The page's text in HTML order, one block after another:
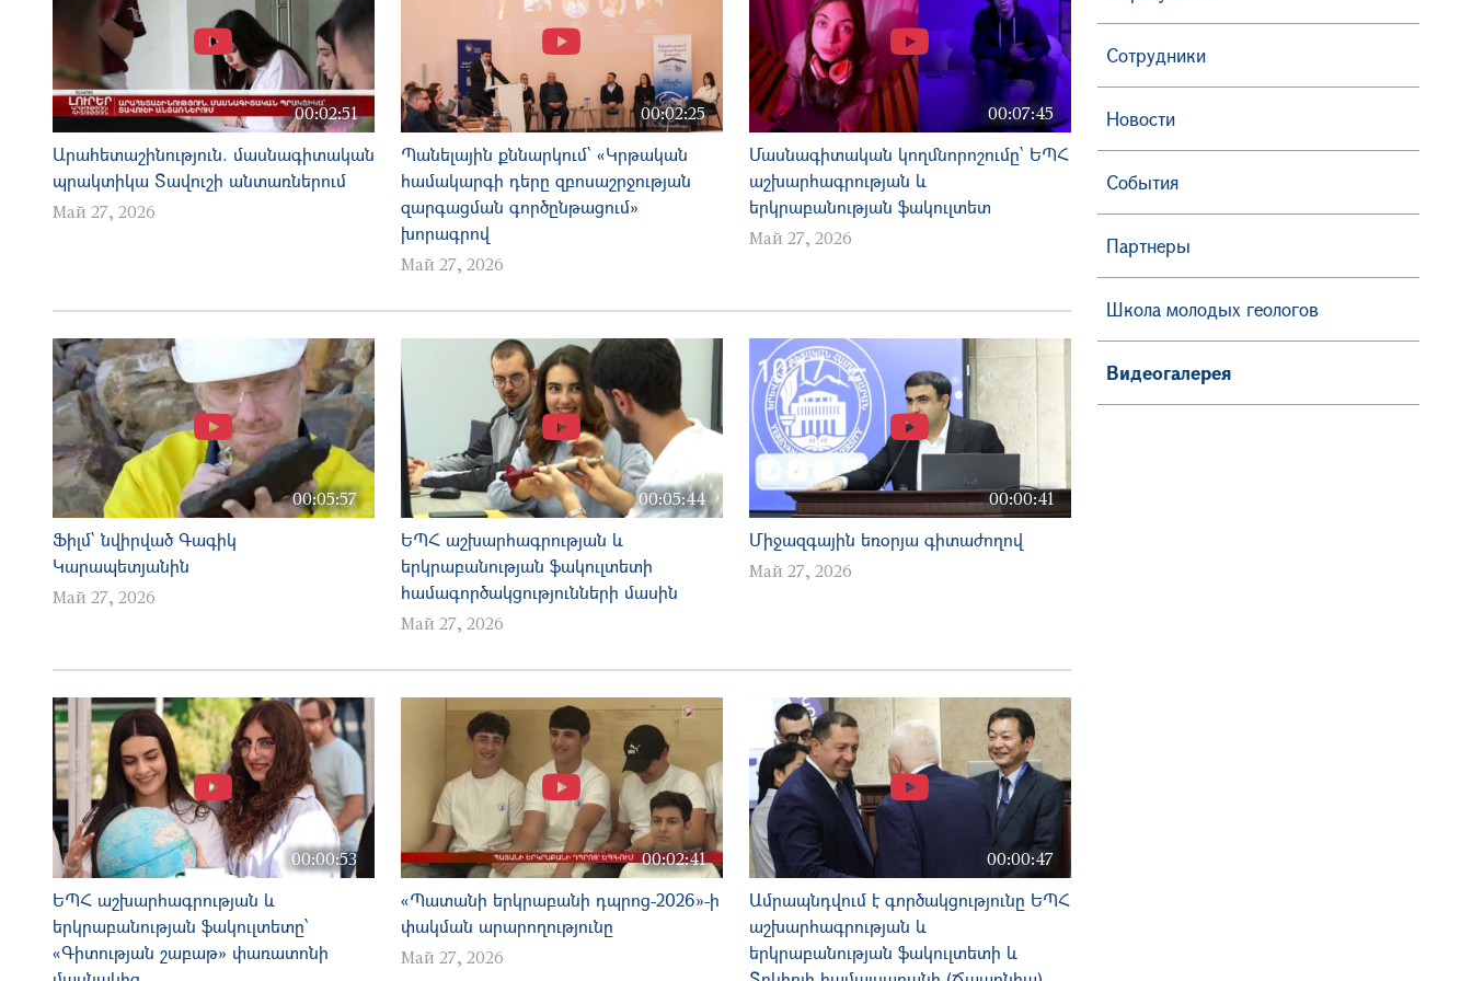
00:02:51
Արահետաշինություն. մասնագիտական
պրակտիկա Տավուշի անտառներում
Май 27, 2026
00:02:25
Պանելային քննարկում՝ «Կրթական
համակարգի դերը զբոսաշրջության
զարգացման գործընթացում»
խորագրով
Май 27, 2026
00:07:45
Մասնագիտական կողմնորոշումը՝ ԵՊՀ
աշխարհագրության և
երկրաբանության ֆակուլտետ
Май 27, 2026
00:05:57
Ֆիլմ՝ նվիրված Գագիկ
Կարապետյանին
Май 27, 2026
00:05:44
ԵՊՀ աշխարհագրության և
երկրաբանության ֆակուլտետի
համագործակցությունների մասին
Май 27, 2026
00:00:41
Միջազգային եռօրյա գիտաժողով
Май 27, 2026
00:00:53
ԵՊՀ աշխարհագրության և
երկրաբանության ֆակուլտետը՝
«Գիտության շաբաթ» փառատոնի
00:02:41
«Պատանի երկրաբանի դպրոց-2026»-ի
փակման արարողությունը
Май 27, 2026
00:00:47
Ամրապնդվում է գործակցությունը ԵՊՀ
աշխարհագրության և
երկրաբանության ֆակուլտետի և
Сотрудники
Новости
События
Партнеры
Школа молодых геологов
Видеогалерея